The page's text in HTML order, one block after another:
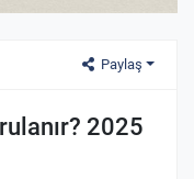
Paylaş
2025